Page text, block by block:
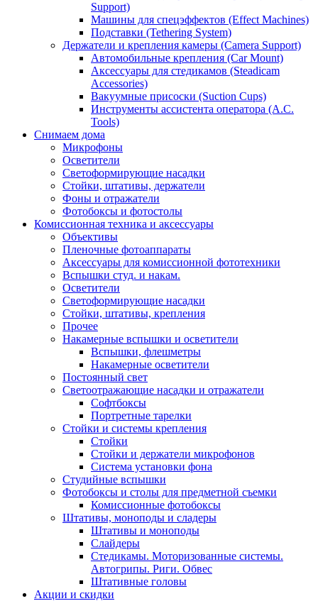
Support)
Машины для спецэффектов (Effect Machines)
Подставки (Tethering System)
Держатели и крепления камеры (Camera Support)
Автомобильные крепления (Car Mount)
Аксессуары для стедикамов (Steadicam
Accessories)
Вакуумные присоски (Suction Cups)
Инструменты ассистента оператора (A.C.
Tools)
Снимаем дома
Микрофоны
Осветители
Светоформирующие насадки
Стойки, штативы, держатели
Фоны и отражатели
Фотобоксы и фотостолы
Комиссионная техника и аксессуары
Объективы
Пленочные фотоаппараты
Аксессуары для комиссионной фототехники
Вспышки студ. и накам.
Осветители
Светоформирующие насадки
Стойки, штативы, крепления
Прочее
Накамерные вспышки и осветители
Вспышки, флешметры
Накамерные осветители
Постоянный свет
Светоотражающие насадки и отражатели
Софтбоксы
Портретные тарелки
Стойки и системы крепления
Стойки
Стойки и держатели микрофонов
Система установки фона
Студийные вспышки
Фотобоксы и столы для предметной съемки
Комиссионные фотобоксы
Штативы, моноподы и сладеры
Штативы и моноподы
Слайдеры
Стедикамы. Моторизованные системы.
Автогрипы. Риги. Обвес
Штативные головы
Акции и скидки